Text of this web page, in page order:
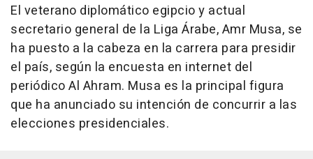
El veterano diplomático egipcio y actual
secretario general de la Liga Árabe, Amr Musa, se
ha puesto a la cabeza en la carrera para presidir
el país, según la encuesta en internet del
periódico Al Ahram. Musa es la principal figura
que ha anunciado su intención de concurrir a las
elecciones presidenciales.